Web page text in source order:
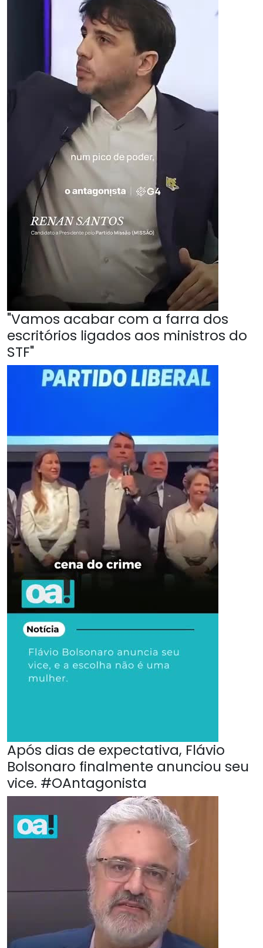
"Vamos acabar com a farra dos
escritórios ligados aos ministros do
STF"
Após dias de expectativa, Flávio
Bolsonaro finalmente anunciou seu
vice. #OAntagonista